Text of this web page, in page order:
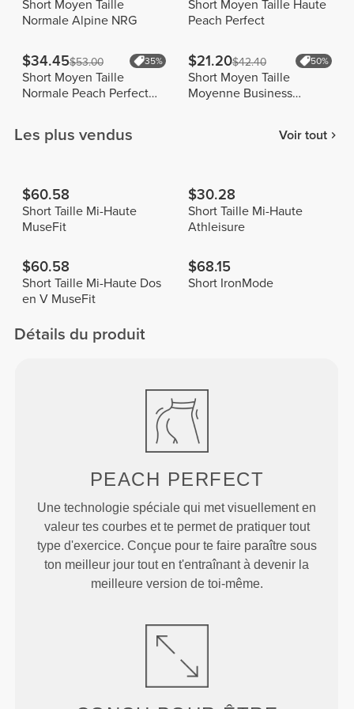
Short Moyen Taille
Normale Alpine NRG
Short Moyen Taille Haute
Peach Perfect
$34.45$53.00 35%
Short Moyen Taille
Normale Peach Perfect
$21.20$42.40 50%
Short Moyen Taille
Moyenne Business
Les plus vendus Voir tout
$60.58
Short Taille Mi-Haute
MuseFit
$30.28
Short Taille Mi-Haute
Athleisure
$60.58
Short Taille Mi-Haute Dos
en V MuseFit
$68.15
Short IronMode
Détails du produit
PEACH PERFECT
Une technologie spéciale qui met visuellement en
valeur tes courbes et te permet de pratiquer tout
type d'exercice. Conçue pour te faire paraître sous
ton meilleur jour tout en t'entraînant à devenir la
meilleure version de toi-même.